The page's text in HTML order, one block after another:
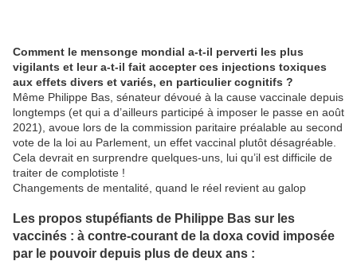
Comment le mensonge mondial a-t-il perverti les plus
vigilants et leur a-t-il fait accepter ces injections toxiques
aux effets divers et variés, en particulier cognitifs ?
Même Philippe Bas, sénateur dévoué à la cause vaccinale depuis
longtemps (et qui a d’ailleurs participé à imposer le passe en août
2021), avoue lors de la commission paritaire préalable au second
vote de la loi au Parlement, un effet vaccinal plutôt désagréable.
Cela devrait en surprendre quelques-uns, lui qu’il est difficile de
traiter de complotiste !
Changements de mentalité, quand le réel revient au galop
Les propos stupéfiants de Philippe Bas sur les
vaccinés : à contre-courant de la doxa covid imposée
par le pouvoir depuis plus de deux ans :